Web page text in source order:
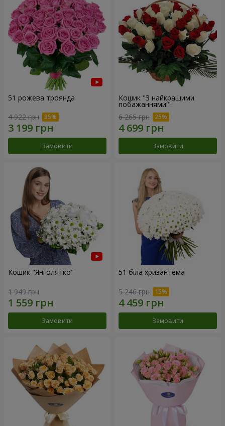
51 рожева троянда
4 922 грн
Замовити
Кошик "З найкращими
побажаннями!"
6 265 грн
Замовити
Кошик "Янголятко"
1 949 грн
Замовити
51 біла хризантема
5 246 грн
Замовити